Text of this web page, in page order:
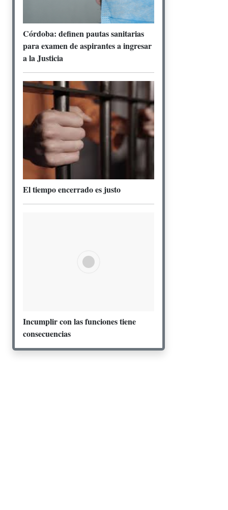
Córdoba: definen pautas sanitarias
para examen de aspirantes a ingresar
a la Justicia
El tiempo encerrado es justo
Incumplir con las funciones tiene
consecuencias